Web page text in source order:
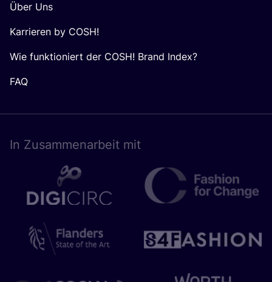
Über Uns
Karrieren by COSH!
Wie funktioniert der COSH! Brand Index?
FAQ
In Zusam­men­ar­beit mit